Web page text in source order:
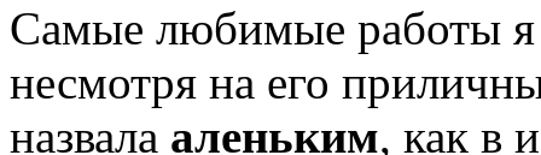
Самые любимые работы я
несмотря на его
назвала аленьким, как в